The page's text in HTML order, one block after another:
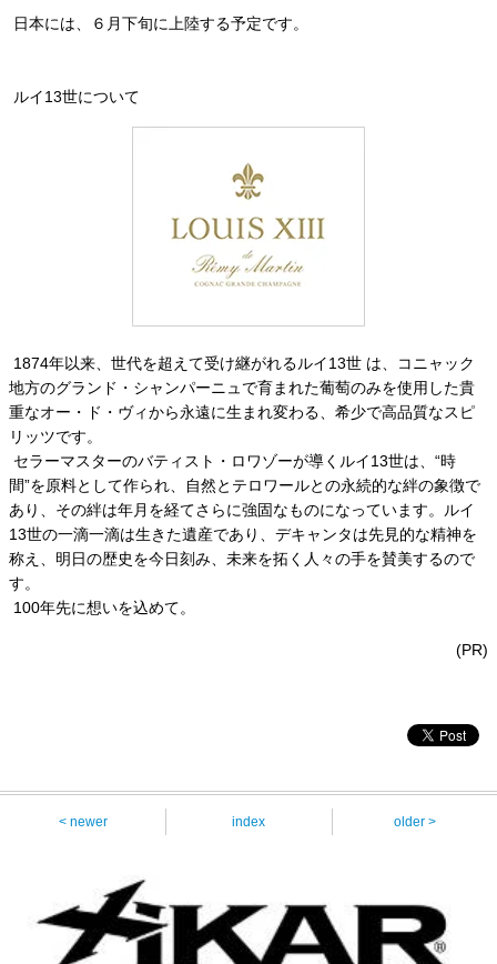
日本には、６月下旬に上陸する予定です。
ルイ13世について
1874年以来、世代を超えて受け継がれるルイ13世 は、コニャック
地方のグランド・シャンパーニュで育まれた葡萄のみを使用した貴
重なオー・ド・ヴィから永遠に生まれ変わる、希少で高品質なスピ
リッツです。
セラーマスターのバティスト・ロワゾーが導くルイ13世は、“時
間”を原料として作られ、自然とテロワールとの永続的な絆の象徴で
あり、その絆は年月を経てさらに強固なものになっています。ルイ
13世の一滴一滴は生きた遺産であり、デキャンタは先見的な精神を
称え、明日の歴史を今日刻み、未来を拓く人々の手を賛美するので
す。
100年先に想いを込めて。
(PR)
< newer index older >